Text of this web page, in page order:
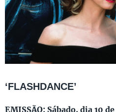
‘FLASHDANCE’
EMISSÃO: Sábado, dia 10